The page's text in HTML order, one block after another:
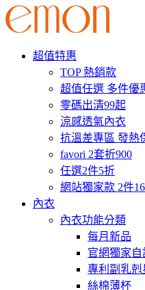
超值特惠
TOP 熱銷款
超值任選 多件優
零碼出清99起
涼感透氣內衣
抗溫差專區 發熱
favori 2套折900
任選2件5折
網站獨家款 2件
內衣
內衣功能分類
每月新品
官網獨家自
專利副乳剋
絲棉薄杯